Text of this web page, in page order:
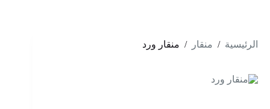
الرئيسية / منقار / منقار ورد